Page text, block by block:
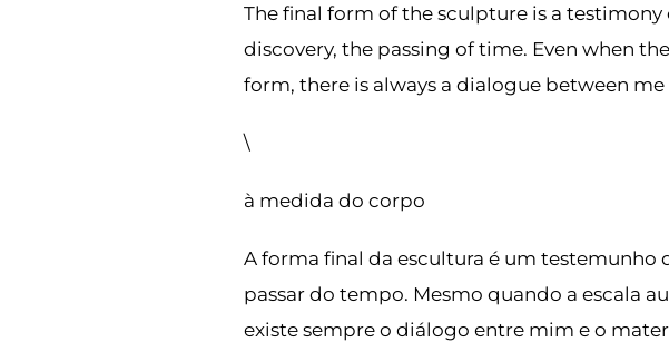
The final form of the sculpture is a
discovery, the passing of time. Even when
form, there is always a dialogue between
\
à medida do corpo
A forma final da escultura é um testemunho
passar do tempo. Mesmo quando a escala
existe sempre o diálogo entre mim e o